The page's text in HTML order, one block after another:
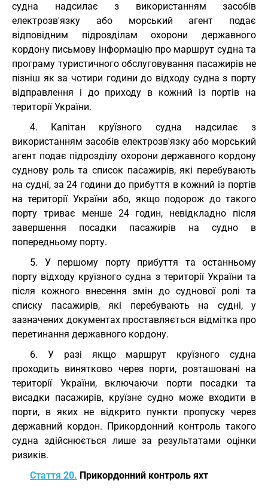
судна надсилає з використанням засобів
електрозв'язку або морський агент подає
відповідним підрозділам охорони державного
кордону письмову інформацію про маршрут судна та
програму туристичного обслуговування пасажирів не
пізніш як за чотири години до відходу судна з порту
відправлення і до приходу в кожний із портів на
території України.
4. Капітан круїзного судна надсилає з
використанням засобів електрозв'язку або морський
агент подає підрозділу охорони державного кордону
суднову роль та список пасажирів, які перебувають
на судні, за 24 години до прибуття в кожний із портів
на території України або, якщо подорож до такого
порту триває менше 24 годин, невідкладно після
завершення посадки пасажирів на судно в
попередньому порту.
5. У першому порту прибуття та останньому
порту відходу круїзного судна з території України та
після кожного внесення змін до суднової ролі та
списку пасажирів, які перебувають на судні, у
зазначених документах проставляється відмітка про
перетинання державного кордону.
6. У разі якщо маршрут круїзного судна
проходить винятково через порти, розташовані на
території України, включаючи порти посадки та
висадки пасажирів, круїзне судно може входити в
порти, в яких не відкрито пункти пропуску через
державний кордон. Прикордонний контроль такого
судна здійснюється лише за результатами оцінки
ризиків.
Стаття 20. Прикордонний контроль яхт